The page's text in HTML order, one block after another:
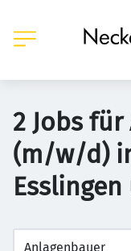
2 Jobs
(m/w/d)